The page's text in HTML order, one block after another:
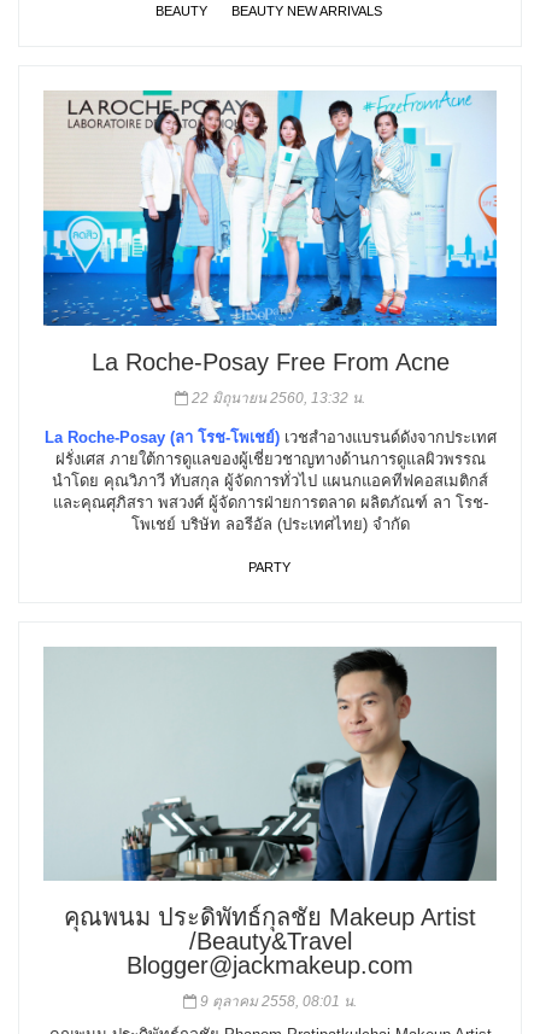
BEAUTY BEAUTY NEW ARRIVALS
La Roche-Posay Free From Acne
22 มิถุนายน 2560, 13:32 น.
La Roche-Posay (ลา โรช-โพเชย์) เวชสำอางแบรนด์ดังจากประเทศ
ฝรั่งเศส ภายใต้การดูแลของผู้เชี่ยวชาญทางด้านการดูแลผิวพรรณ
นำโดย คุณวิภาวี ทับสกุล ผู้จัดการทั่วไป แผนกแอคทีฟคอสเมติกส์
และคุณศุภิสรา พสวงศ์ ผู้จัดการฝ่ายการตลาด ผลิตภัณฑ์ ลา โรช-
โพเชย์ บริษัท ลอรีอัล (ประเทศไทย) จำกัด
PARTY
คุณพนม ประดิพัทธ์กุลชัย Makeup Artist
/Beauty&Travel
Blogger@jackmakeup.com
9 ตุลาคม 2558, 08:01 น.